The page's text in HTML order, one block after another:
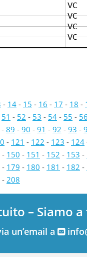
VC
VC
VC
VC
- 14 - 15 - 16 - 17 - 18 -
51 - 52 - 53 - 54 - 55 - 56
- 89 - 90 - 91 - 92 - 93 -
- 121 - 122 - 123 - 124
- 150 - 151 - 152 - 153 -
- 179 - 180 - 181 - 182 -
- 208
– Siamo
un’email a